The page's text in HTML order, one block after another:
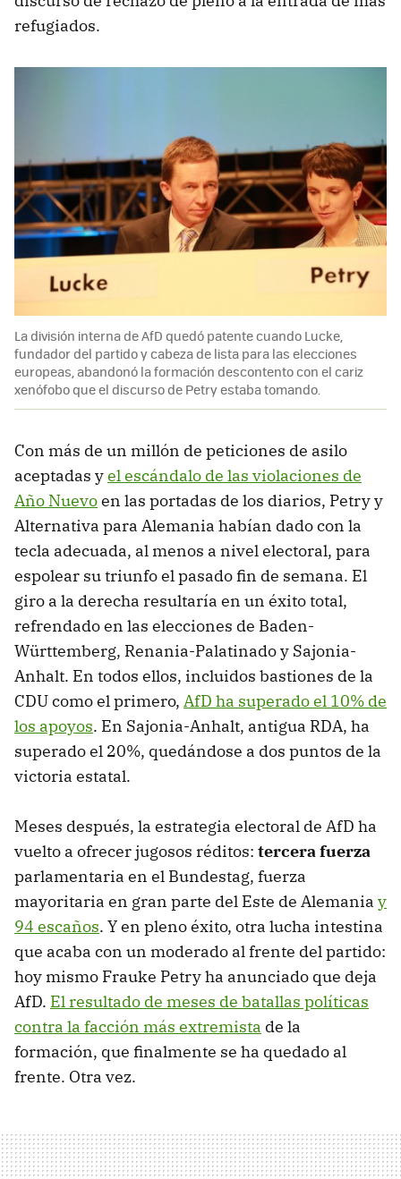
refugiados.
La división interna de AfD quedó patente cuando Lucke,
fundador del partido y cabeza de lista para las elecciones
europeas, abandonó la formación descontento con el cariz
xenófobo que el discurso de Petry estaba tomando.
Con más de un millón de peticiones de asilo
aceptadas yel escándalo de las violaciones de
Año Nuevoen las portadas de los diarios, Petry y
Alternativa para Alemania habían dado con la
tecla adecuada, al menos a nivel electoral, para
espolear su triunfo el pasado fin de semana. El
giro a la derecha resultaría en un éxito total,
refrendado en las elecciones de Baden-
Württemberg, Renania-Palatinado y Sajonia-
Anhalt. En todos ellos, incluidos bastiones de la
CDU como el primero, AfD ha superado el 10% de
los apoyos. En Sajonia-Anhalt, antigua RDA, ha
superado el 20%, quedándose a dos puntos de la
victoria estatal.
Meses después, la estrategia electoral de AfD ha
vuelto a ofrecer jugosos réditos: tercera fuerza
parlamentaria en el Bundestag, fuerza
mayoritaria en gran parte del Este de Alemania y
94 escaños. Y en pleno éxito, otra lucha intestina
que acaba con un moderado al frente del partido:
hoy mismo Frauke Petry ha anunciado que deja
AfD. El resultado de meses de batallas políticas
contra la facción más extremista de la
formación, que finalmente se ha quedado al
frente. Otra vez.